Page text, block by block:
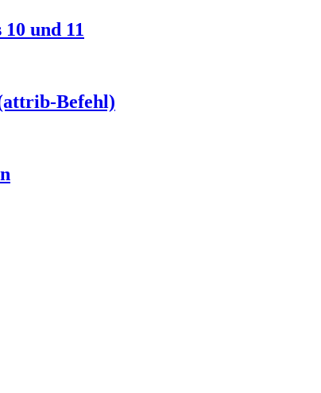
und 11
Befehl)